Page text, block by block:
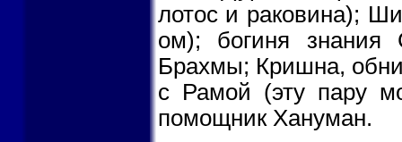
лотос и раковина);
ом); богиня
Брахмы; Кришна,
с Рамой (эту пару
помощник Хануман.